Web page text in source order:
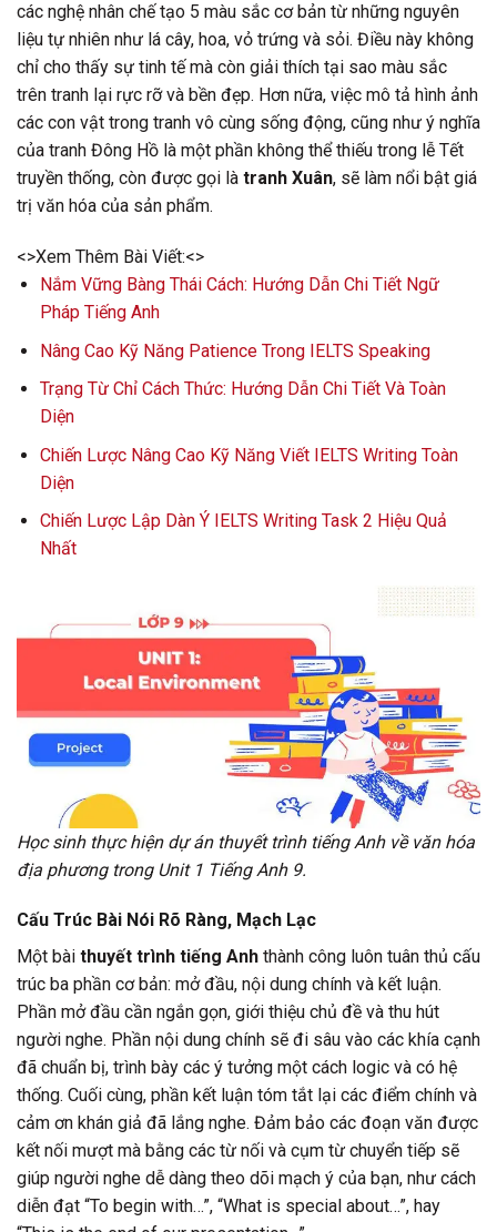
các nghệ nhân chế tạo 5 màu sắc cơ bản từ những nguyên
liệu tự nhiên như lá cây, hoa, vỏ trứng và sỏi. Điều này không
chỉ cho thấy sự tinh tế mà còn giải thích tại sao màu sắc
trên tranh lại rực rỡ và bền đẹp. Hơn nữa, việc mô tả hình ảnh
các con vật trong tranh vô cùng sống động, cũng như ý nghĩa
của tranh Đông Hồ là một phần không thể thiếu trong lễ Tết
truyền thống, còn được gọi là tranh Xuân, sẽ làm nổi bật giá
trị văn hóa của sản phẩm.
<>Xem Thêm Bài Viết:<>
Nắm Vững Bàng Thái Cách: Hướng Dẫn Chi Tiết Ngữ
Pháp Tiếng Anh
Nâng Cao Kỹ Năng Patience Trong IELTS Speaking
Trạng Từ Chỉ Cách Thức: Hướng Dẫn Chi Tiết Và Toàn
Diện
Chiến Lược Nâng Cao Kỹ Năng Viết IELTS Writing Toàn
Diện
Chiến Lược Lập Dàn Ý IELTS Writing Task 2 Hiệu Quả
Nhất
Học sinh thực hiện dự án thuyết trình tiếng Anh về văn hóa
địa phương trong Unit 1 Tiếng Anh 9.
Cấu Trúc Bài Nói Rõ Ràng, Mạch Lạc
Một bài thuyết trình tiếng Anh thành công luôn tuân thủ cấu
trúc ba phần cơ bản: mở đầu, nội dung chính và kết luận.
Phần mở đầu cần ngắn gọn, giới thiệu chủ đề và thu hút
người nghe. Phần nội dung chính sẽ đi sâu vào các khía cạnh
đã chuẩn bị, trình bày các ý tưởng một cách logic và có hệ
thống. Cuối cùng, phần kết luận tóm tắt lại các điểm chính và
cảm ơn khán giả đã lắng nghe. Đảm bảo các đoạn văn được
kết nối mượt mà bằng các từ nối và cụm từ chuyển tiếp sẽ
giúp người nghe dễ dàng theo dõi mạch ý của bạn, như cách
diễn đạt “To begin with…”, “What is special about…”, hay